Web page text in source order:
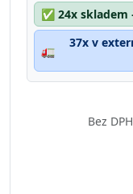
✅ 24x skladem
🚛
37x v
Bez